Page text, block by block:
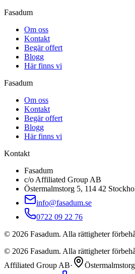
Fasadum
Om oss
Kontakt
Begär offert
Blogg
Här finns vi
Fasadum
Om oss
Kontakt
Begär offert
Blogg
Här finns vi
Kontakt
Fasadum
c/o Affiliated Group AB
Östermalmstorg 5, 114 42
info@fasadum.se
0722 09 22 76
© 2026 Fasadum. Alla rättigheter
© 2026 Fasadum. Alla rättigheter
Affiliated Group AB·